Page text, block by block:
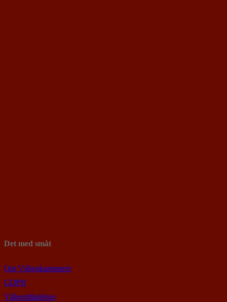
Det med småt
Om Våbenkammeret
GDPR
Våbentilladelser